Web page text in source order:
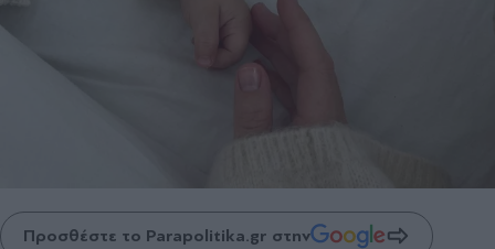
Προσθέστε το Parapolitika.gr στην